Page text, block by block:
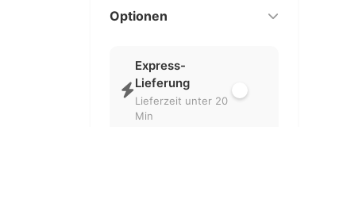
Optionen
Express-
Lieferung
Lieferzeit unter 20
Min